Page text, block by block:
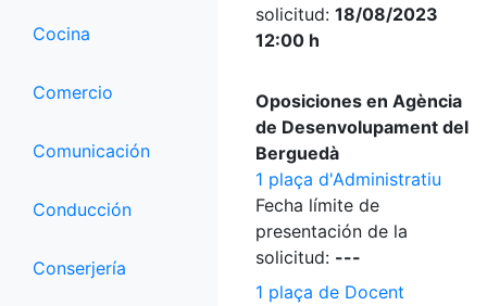
Cocina
Comercio
Comunicación
Conducción
Conserjería
solicitud: 18/08/2023
12:00 h
Oposiciones en Agència
de Desenvolupament del
Berguedà
1 plaça d'Administratiu
Fecha límite de
presentación de la
solicitud: ---
1 plaça de Docent